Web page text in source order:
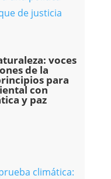
voces
de la
para
con
y paz